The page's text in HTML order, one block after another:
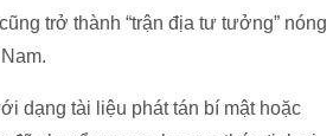
trở thành “trận địa tư tưởng” nóng
dạng tài liệu phát tán bí mật hoặc